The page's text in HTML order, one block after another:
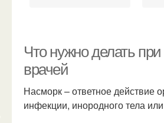
Что нужно делать
врачей
Насморк – ответное действие
инфекции, инородного тела